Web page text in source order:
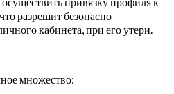
разрешит безопасно
кабинета, при его утери.
множество: